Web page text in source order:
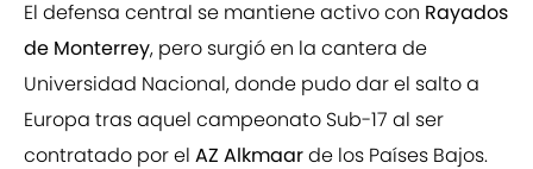
El defensa central se mantiene activo con Rayados
de Monterrey, pero surgió en la cantera de
Universidad Nacional, donde pudo dar el salto a
Europa tras aquel campeonato Sub-17 al ser
contratado por el AZ Alkmaarde los Países Bajos.